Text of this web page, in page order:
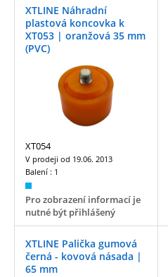
XTLINE Náhradní
plastová koncovka k
XT053 | oranžová 35 mm
(PVC)
XT054
V prodeji od 19.06. 2013
Balení : 1
Pro zobrazení informací je
nutné být přihlášený
XTLINE Palička gumová
černá - kovová násada |
65 mm